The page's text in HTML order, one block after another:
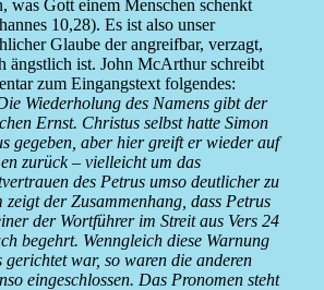
was Gott einem Menschen schenkt
10,28). Es ist also unser
Glaube der angreifbar, verzagt,
ängstlich ist. John McArthur schreibt
zum Eingangstext folgendes:
Wiederholung des Namens gibt der
Ernst. Christus selbst hatte Simon
gegeben, aber hier greift er wieder auf
zurück – vielleicht um das
des Petrus umso deutlicher zu
zeigt der Zusammenhang, dass Petrus
der Wortführer im Streit aus Vers 24
begehrt. Wenngleich diese Warnung
gerichtet war, so waren die anderen
eingeschlossen. Das Pronomen steht